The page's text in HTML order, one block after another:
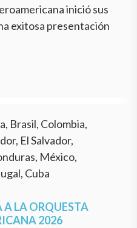
inició sus
exitosa presentación
Brasil, Colombia,
El Salvador,
México,
Cuba
A LA ORQUESTA
2026